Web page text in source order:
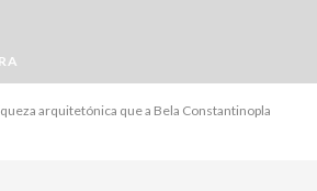
arquitetónica que a Bela Constantinopla